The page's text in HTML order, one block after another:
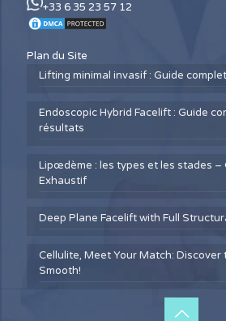
+33 6 35 23 57 12
Plan du Site
Lifting minimal invasif : Guide complet
Endoscopic Hybrid Facelift : Guide
résultats
Lipœdème : les types et les stades –
Exhaustif
Deep Plane Facelift with Full
Cellulite, Meet Your Match: Discover
Smooth!